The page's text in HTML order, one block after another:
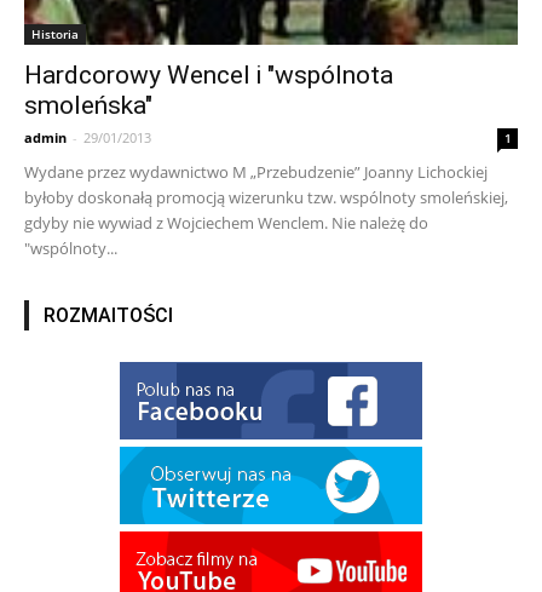
Historia
Hardcorowy Wencel i "wspólnota
smoleńska"
admin - 29/01/2013 1
Wydane przez wydawnictwo M „Przebudzenie” Joanny Lichockiej
byłoby doskonałą promocją wizerunku tzw. wspólnoty smoleńskiej,
gdyby nie wywiad z Wojciechem Wenclem. Nie należę do
"wspólnoty...
ROZMAITOŚCI